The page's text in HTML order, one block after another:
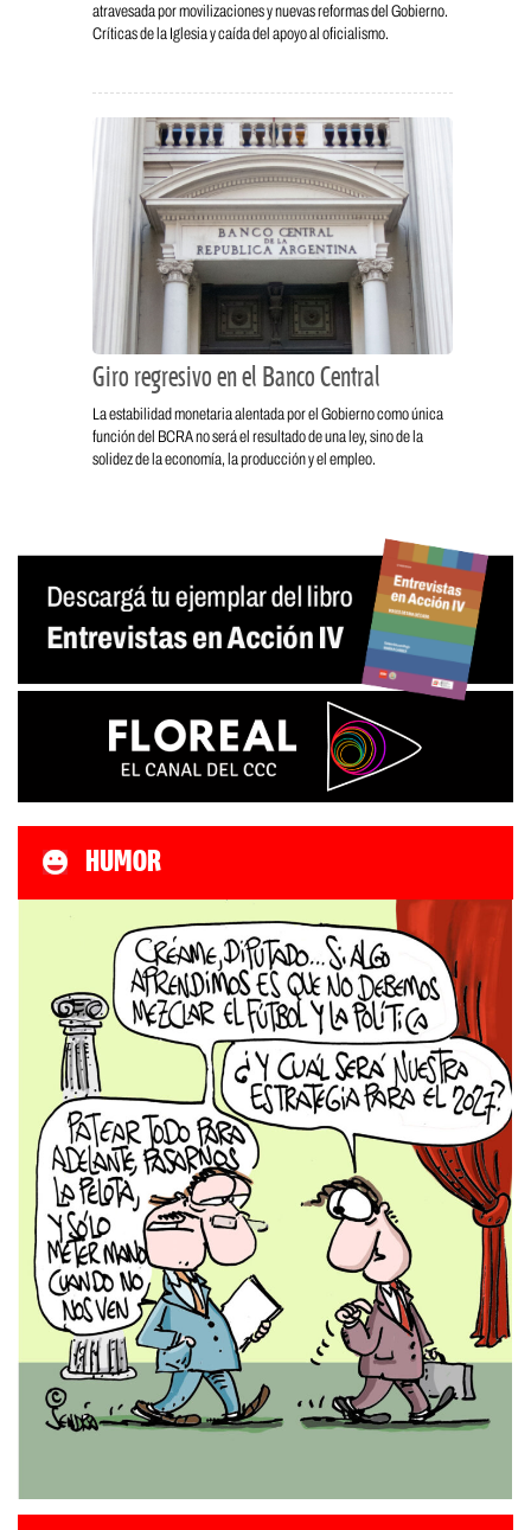
atravesada por movilizaciones y nuevas reformas del Gobierno.
Críticas de la Iglesia y caída del apoyo al oficialismo.
Giro regresivo en el Banco Central
La estabilidad monetaria alentada por el Gobierno como única
función del BCRA no será el resultado de una ley, sino de la
solidez de la economía, la producción y el empleo.
HUMOR